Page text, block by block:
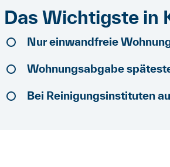
Das Wichtigste in
Nur einwandfreie
Wohnungsabgabe
Bei Reinigungsinstituten